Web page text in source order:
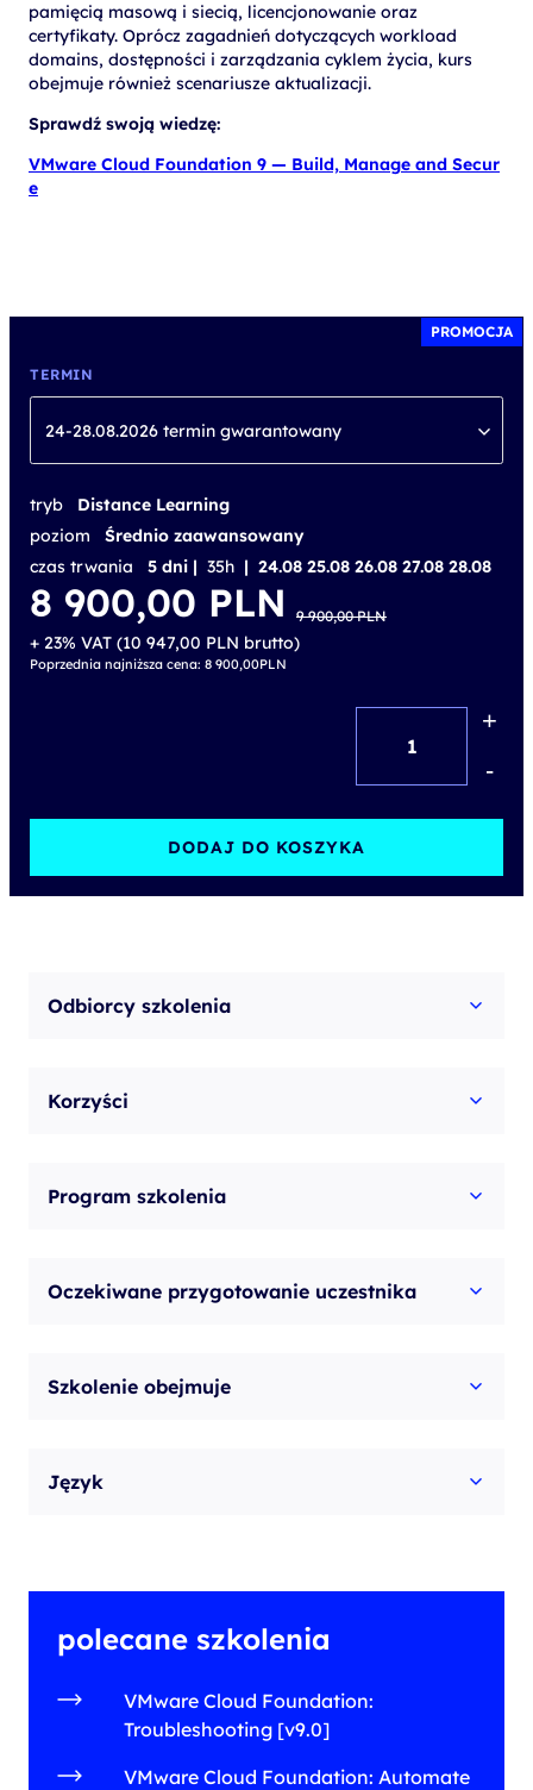
pamięcią masową i siecią, licencjonowanie oraz
certyfikaty. Oprócz zagadnień dotyczących workload
domains, dostępności i zarządzania cyklem życia, kurs
obejmuje również scenariusze aktualizacji.
Sprawdź swoją wiedzę:
VMware Cloud Foundation 9 — Build, Manage and Secur
e
PROMOCJA
TERMIN
24-28.08.2026 termin gwarantowany
tryb
Distance Learning
poziom
Średnio zaawansowany
czas trwania
5 dni | 35h | 24.08 25.08 26.08 27.08 28.08
9 900,00PLN
Pierwotna
cena
wynosiła:
9 900,00 PLN.
8 900,00 PLN
Aktualna
cena
wynosi:
8 900,00 PLN.
+ 23% VAT (10 947,00 PLN brutto)
Poprzednia najniższa cena: 8 900,00PLN
Foundation:
Build,
+
-
DODAJ DO KOSZYKA
Odbiorcy szkolenia
Korzyści
Program szkolenia
Oczekiwane przygotowanie uczestnika
Szkolenie obejmuje
Język
polecane szkolenia
VMware Cloud Foundation:
Troubleshooting [v9.0]
VMware Cloud Foundation: Automate